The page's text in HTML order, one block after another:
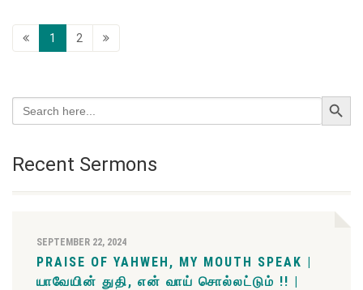
1 2
Search
for:
Search Button
Recent Sermons
SEPTEMBER 22, 2024
PRAISE OF YAHWEH, MY MOUTH SPEAK |
யாவேயின் துதி, என் வாய் சொல்லட்டும் !! |